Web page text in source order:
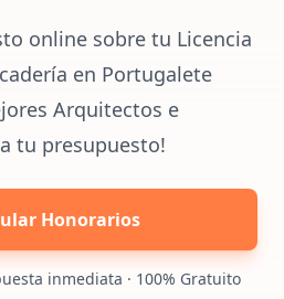
online sobre tu Licencia
en Portugalete
Arquitectos e
tu presupuesto!
Honorarios
inmediata · 100% Gratuito